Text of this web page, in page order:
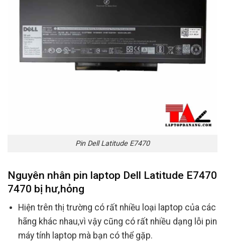
Pin Dell Latitude E7470
Nguyên nhân pin laptop Dell Latitude E7470
7470 bị hư,hỏng
Hiện trên thị trường có rất nhiều loại laptop của các
hãng khác nhau,vì vậy cũng có rất nhiều dạng lỗi pin
máy tính laptop mà bạn có thể gặp.